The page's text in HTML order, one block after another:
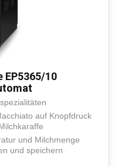
EP5365/10
auf Knopfdruck
und Milchmenge
und speichern